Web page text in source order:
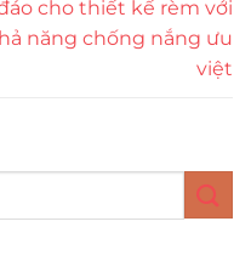
cho thiết kế rèm với
năng chống nắng ưu
việt